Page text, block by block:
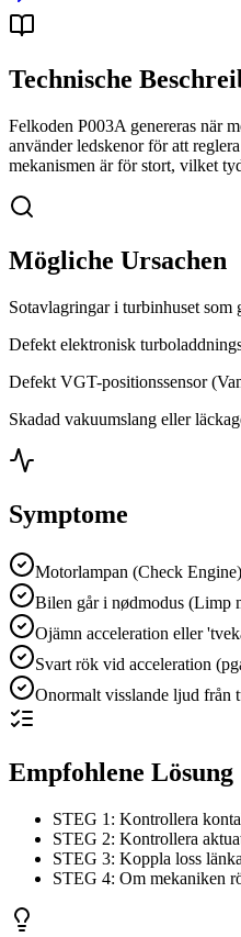
Technische
Felkoden P003A genereras när
använder ledskenor för att
mekanismen är för stort, vilket
Mögliche Ursachen
Sotavlagringar i turbinhuset
Defekt elektronisk
Defekt VGT-positionssensor
Skadad vakuumslang eller
Symptome
Motorlampan (Check
Bilen går i nødmodus (Limp
Ojämn acceleration eller
Svart rök vid acceleration
Onormalt visslande ljud från
Empfohlene Lösung
STEG 1: Kontrollera
STEG 2: Kontrollera
STEG 3: Koppla loss
STEG 4: Om mekaniken